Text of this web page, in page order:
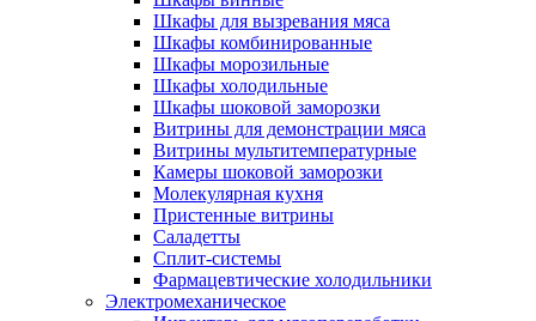
Шкафы для вызревания мяса
Шкафы комбинированные
Шкафы морозильные
Шкафы холодильные
Шкафы шоковой заморозки
Витрины для демонстрации мяса
Витрины мультитемпературные
Камеры шоковой заморозки
Молекулярная кухня
Пристенные витрины
Саладетты
Сплит-системы
Фармацевтические холодильники
Электромеханическое